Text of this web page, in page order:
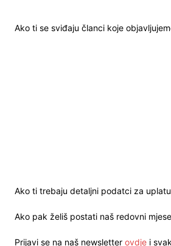
Ako ti se sviđaju članci koje
Ako ti trebaju detaljni podatci za
Ako pak želiš postati naš redovni
Prijavi se na naš newsletter ovdje i